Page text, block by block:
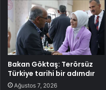
Bakan Göktaş: Terörsüz
Türkiye tarihi bir adımdır
Ağustos 7, 2026